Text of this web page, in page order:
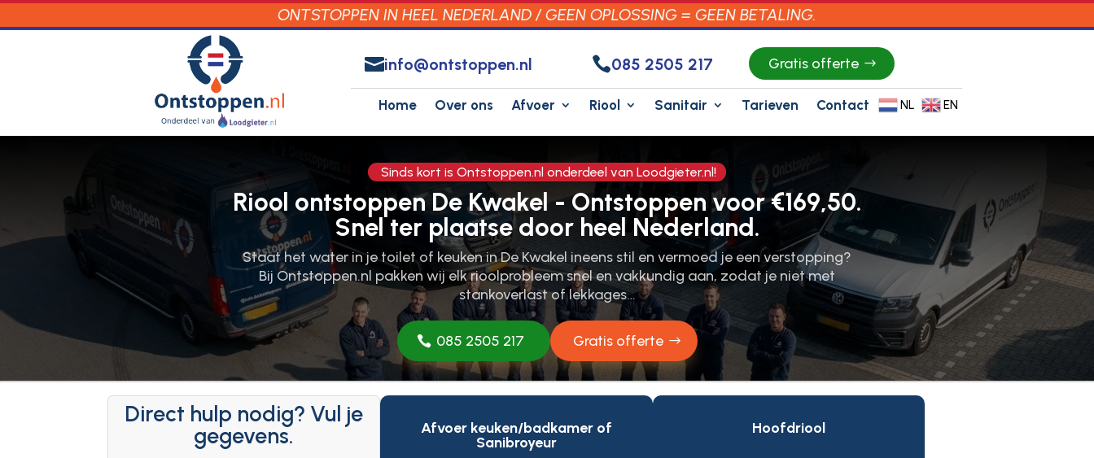
ONTSTOPPEN IN HEEL NEDERLAND / GEEN OPLOSSING = GEEN BETALING.
info@ontstoppen.nl 085 2505 217 Gratis offerte
Home Over ons Afvoer Riool Sanitair Tarieven Contact NL EN
Sinds kort is Ontstoppen.nl onderdeel van Loodgieter.nl!
Riool ontstoppen De Kwakel - Ontstoppen voor €169,50.
Snel ter plaatse door heel Nederland.
Staat het water in je toilet of keuken in De Kwakel ineens stil en vermoed je een verstopping?
Bij Ontstoppen.​nl pakken wij elk rioolprobleem snel en vakkundig aan, zodat je niet met
stankoverlast of lekkages…
085 2505 217 Gratis offerte
Direct hulp nodig? Vul je
gegevens.
Afvoer keuken/badkamer of
Sanibroyeur
Hoofdriool